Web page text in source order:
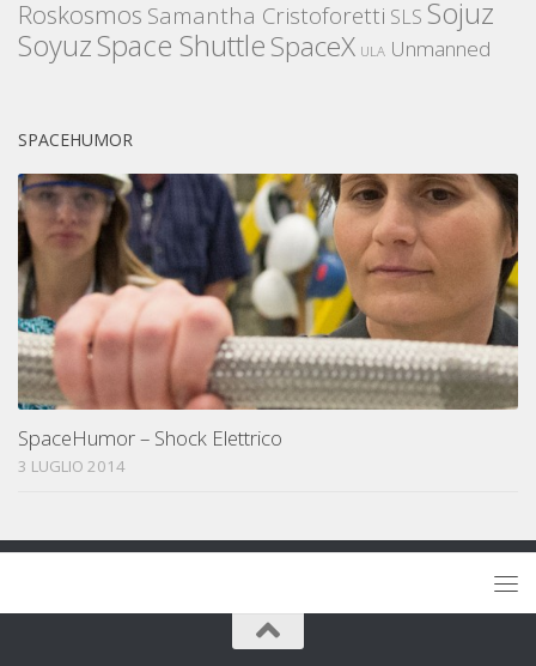
Roskosmos Samantha Cristoforetti SLS Sojuz
SoyuzSpace ShuttleSpaceX ULA Unmanned
SPACEHUMOR
SpaceHumor – Shock Elettrico
3 LUGLIO 2014